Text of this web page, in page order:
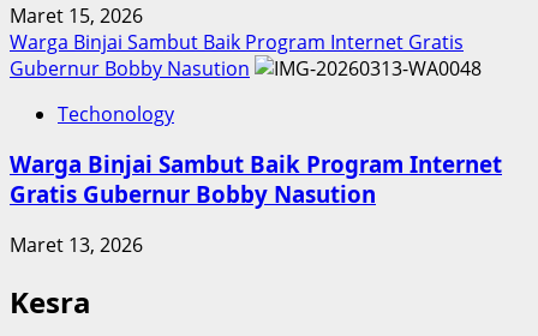
Maret 15, 2026
Warga Binjai Sambut Baik Program Internet Gratis
Gubernur Bobby Nasution
Techonology
Warga Binjai Sambut Baik Program Internet
Gratis Gubernur Bobby Nasution
Maret 13, 2026
Kesra